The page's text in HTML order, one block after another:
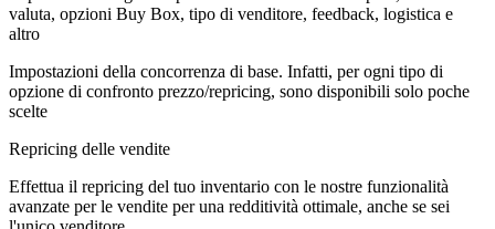
valuta, opzioni Buy Box, tipo di venditore, feedback, logistica e
altro
Impostazioni della concorrenza di base. Infatti, per ogni tipo di
opzione di confronto prezzo/repricing, sono disponibili solo poche
scelte
Repricing delle vendite
Effettua il repricing del tuo inventario con le nostre funzionalità
avanzate per le vendite per una redditività ottimale, anche se sei